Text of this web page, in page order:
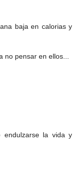
baja en calorias y
pensar en ellos...
endulzarse la vida y